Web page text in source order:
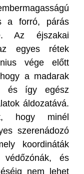
a forró, párás
Az éjszakai
egyes rétek
vége előtt
a madarak
és így egész
áldozatává.
hogy minél
szerenádozó
koordináták
és
nem lehet